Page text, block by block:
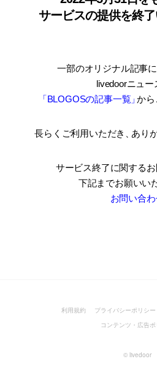
サービスの提供を終了
一部のオリジナル記事
livedoorニュー
「BLOGOSの記事一覧」から
長らくご利用いただき あり
サービス終了に関するお
下記までお願いい
お問い合
利用規約 プライバシーポリシー
コンテンツ・広告
© livedoor